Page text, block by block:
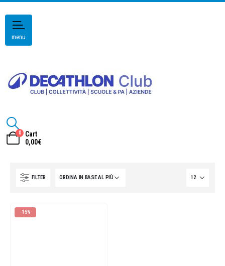
menu
0
Cart
0,00€
FILTER
-15%